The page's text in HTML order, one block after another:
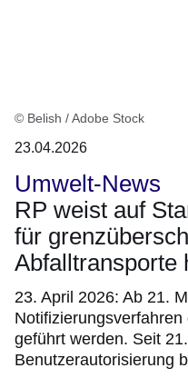
© Belish / Adobe Stock
23.04.2026
Umwelt-News
RP weist auf
für
Abfalltransporte
23. April 2026: Ab 21.
geführt werden. Seit
Benutzerautorisierung